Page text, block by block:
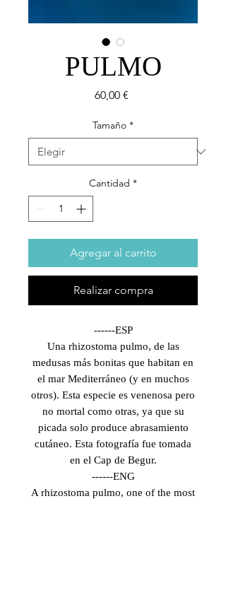
PULMO
60,00 €Precio
Tamaño *
Cantidad *
Agregar al carrito
Realizar compra
------ESP
Una rhizostoma pulmo, de las
medusas más bonitas que habitan en
el mar Mediterráneo (y en muchos
otros). Esta especie es venenosa pero
no mortal como otras, ya que su
picada solo produce abrasamiento
cutáneo. Esta fotografía fue tomada
en el Cap de Begur.
------ENG
A rhizostoma pulmo, one of the most